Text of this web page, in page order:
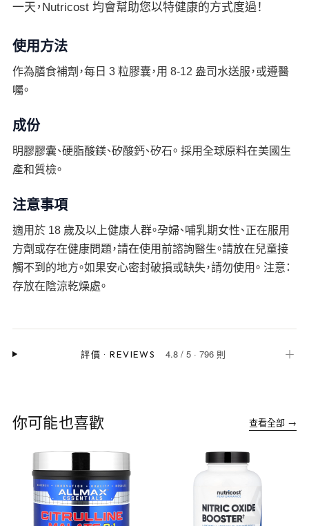
一天，Nutricost 均會幫助您以特健康的方式度過！
使用方法
作為膳食補劑，每日 3 粒膠囊，用 8-12 盎司水送服，或遵醫
囑。
成份
明膠膠囊、硬脂酸鎂、矽酸鈣、矽石。 採用全球原料在美國生
產和質檢。
注意事項
適用於 18 歲及以上健康人群。孕婦、哺乳期女性、正在服用
方劑或存在健康問題，請在使用前諮詢醫生。請放在兒童接
觸不到的地方。如果安心密封破損或缺失，請勿使用。 注意：
存放在陰涼乾燥處。
評價 ·REVIEWS 4.8/ 5· 796 則 ＋
你可能也喜歡 查看全部 →